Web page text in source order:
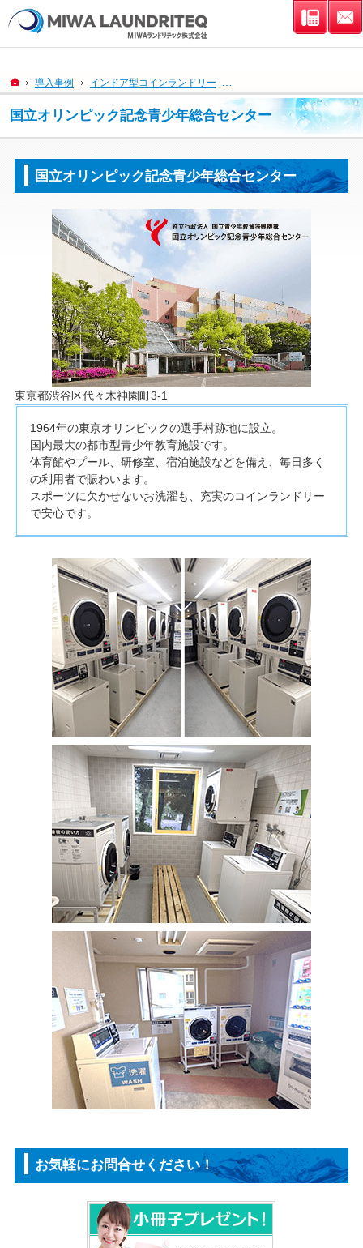
国立オリンピック記念青少年総合センター
国立オリンピック記念青少年総合センター
東京都渋谷区代々木神園町3-1
1964年の東京オリンピックの選手村跡地に設立。
国内最大の都市型青少年教育施設です。
体育館やプール、研修室、宿泊施設などを備え、毎日多く
の利用者で賑わいます。
スポーツに欠かせないお洗濯も、充実のコインランドリー
で安心です。
お気軽にお問合せください！
連絡先
ホーム
導入事例 インドア型コインランドリー